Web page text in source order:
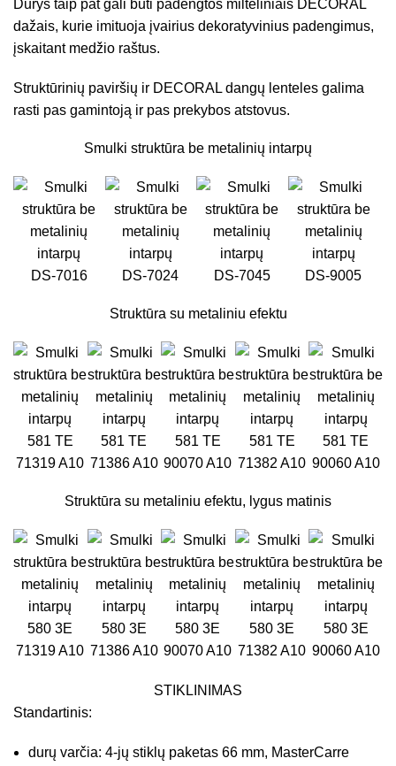
Durys taip pat gali būti padengtos milteliniais DECORAL
dažais, kurie imituoja įvairius dekoratyvinius padengimus,
įskaitant medžio raštus.
Struktūrinių paviršių ir DECORAL dangų lenteles galima
rasti pas gamintoją ir pas prekybos atstovus.
Smulki struktūra be metalinių intarpų
DS-7016 DS-7024 DS-7045 DS-9005
Struktūra su metaliniu efektu
581 TE
71319 A10
581 TE
71386 A10
581 TE
90070 A10
581 TE
71382 A10
581 TE
90060 A10
Struktūra su metaliniu efektu, lygus matinis
580 3E
71319 A10
580 3E
71386 A10
580 3E
90070 A10
580 3E
71382 A10
580 3E
90060 A10
STIKLINIMAS
Standartinis:
durų varčia: 4-jų stiklų paketas 66 mm, MasterCarre